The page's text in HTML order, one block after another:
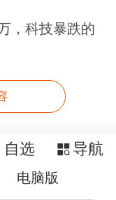
将启用，预
在成为灵巧
觉传感器，
的重量、材
，科技暴跌的
自选 导航
电脑版